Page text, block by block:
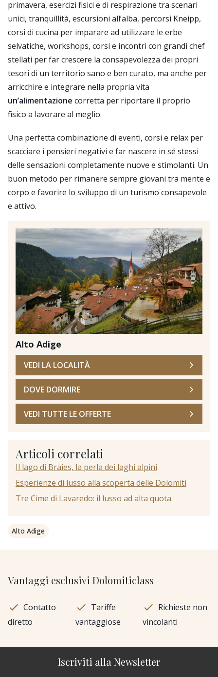
primavera, esercizi fisici e di respirazione tra scenari
unici, tranquillità, escursioni all’alba, percorsi Kneipp,
corsi di cucina per imparare ad utilizzare le erbe
selvatiche, workshops, corsi e incontri con grandi chef
stellati per far crescere la consapevolezza dei propri
tesori di un territorio sano e ben curato, ma anche per
arricchire e integrare nella propria vita
un’alimentazione corretta per riportare il proprio
fisico a lavorare al meglio.
Una perfetta combinazione di eventi, corsi e relax per
scacciare i pensieri negativi e far nascere in sé stessi
delle sensazioni completamente nuove e stimolanti. Un
buon metodo per rimanere sempre giovani tra mente e
corpo e favorire lo sviluppo di un turismo consapevole
e attivo.
Alto Adige
VEDI LA LOCALITÀ
DOVE DORMIRE
VEDI TUTTE LE OFFERTE
Articoli correlati
Il lago di Braies, la perla dei laghi alpini
Esperienze di lusso alla scoperta delle Dolomiti
Tre Cime di Lavaredo: il lusso ad alta quota
Alto Adige
Vantaggi esclusivi Dolomiticlass
Contatto
diretto
Tariffe
vantaggiose
Richieste non
vincolanti
Iscriviti alla Newsletter